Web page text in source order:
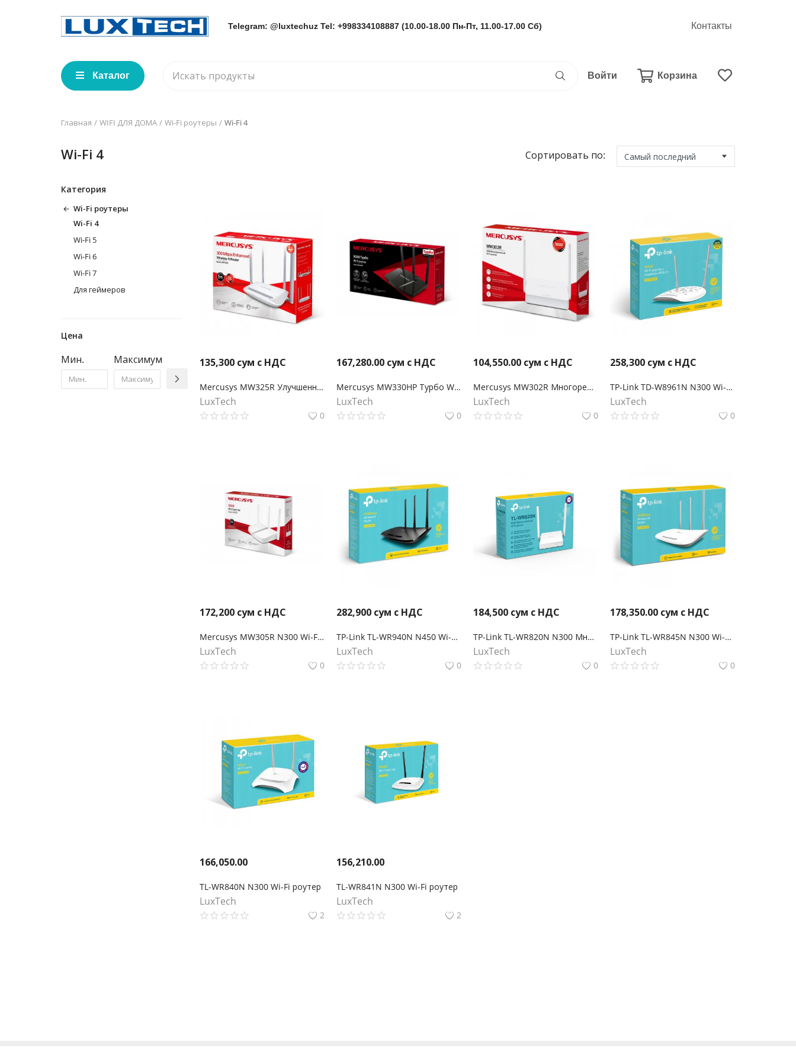
Telegram: @luxtechuz Tel: +998334108887 (10.00-18.00 Пн-Пт, 11.00-17.00 Сб) Контакты
Каталог Войти Корзина
Главная WIFI ДЛЯ ДОМА Wi-Fi роутеры Wi-Fi 4
Wi-Fi 4 Сортировать по:
Категория
Wi-Fi роутеры
Wi-Fi 4
Wi-Fi 5
Wi-Fi 6
Wi-Fi 7
Для геймеров
Цена
Мин. Максимум 135,300 сум с НДС
Mercusys MW325R Улучшенный роутер Wi‑Fi N300
LuxTech
0
167,280.00 сум с НДС
Mercusys MW330HP Турбо Wi‑Fi роутер N300
LuxTech
0
104,550.00 сум с НДС
Mercusys MW302R Многорежимный Wi‑Fi роутер N300
LuxTech
0
258,300 сум с НДС
TP-Link TD-W8961N N300 Wi-Fi роутер с ADSL2+ модемом
LuxTech
0
172,200 сум с НДС
Mercusys MW305R N300 Wi-Fi роутер
LuxTech
0
282,900 сум с НДС
TP-Link TL-WR940N N450 Wi-Fi роутер
LuxTech
0
184,500 сум с НДС
TP-Link TL-WR820N N300 Многорежимный Wi‑Fi роутер
LuxTech
0
178,350.00 сум с НДС
TP-Link TL-WR845N N300 Wi-Fi роутер
LuxTech
0
166,050.00
TL-WR840N N300 Wi-Fi роутер
LuxTech
2
156,210.00
TL-WR841N N300 Wi-Fi роутер
LuxTech
2